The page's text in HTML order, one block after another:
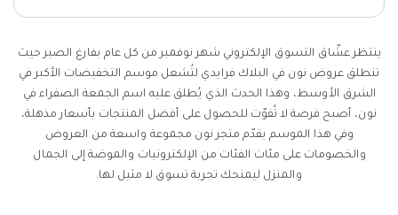
ينتظر عشّاق التسوق الإلكتروني شهر نوفمبر من كل عام بفارغ الصبر حيث
تنطلق عروض نون في البلاك فرايدي لتُشعل موسم التخفيضات الأكبر في
الشرق الأوسط، وهذا الحدث الذي يُطلق عليه اسم الجمعة الصفراء في
نون، أصبح فرصة لا تُفوّت للحصول على أفضل المنتجات بأسعار مذهلة،
وفي هذا الموسم يقدّم متجر نون مجموعة واسعة من العروض
والخصومات على مئات الفئات من الإلكترونيات والموضة إلى الجمال
والمنزل ليمنحك تجربة تسوق لا مثيل لها.